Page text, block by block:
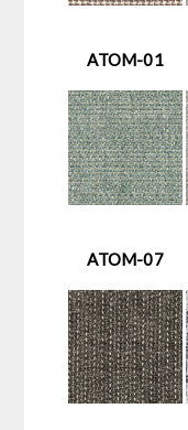
ATOM-01
ATOM-07